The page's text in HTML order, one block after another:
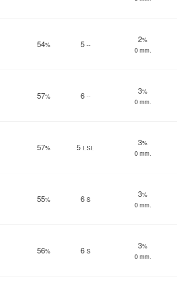
54% 5 --
2%
0 mm.
57% 6 --
3%
0 mm.
57% 5 ESE
3%
0 mm.
55% 6 S
3%
0 mm.
56% 6 S
3%
0 mm.